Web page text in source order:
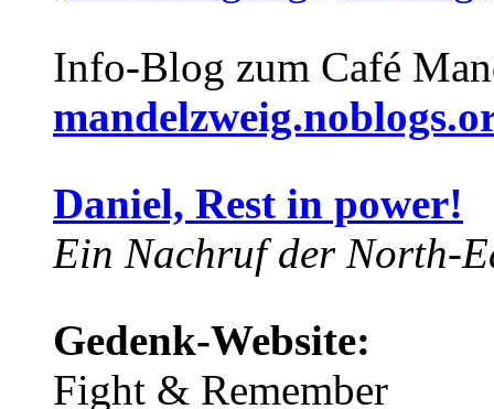
Info-Blog zum Café
Daniel, Rest in power!
Ein Nachruf der North-
Gedenk-Website:
Fight & Remember